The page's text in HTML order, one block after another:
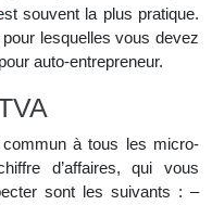
souvent la plus pratique.
lesquelles vous devez
auto-entrepreneur.
à tous les micro-
d’affaires, qui vous
sont les suivants : –